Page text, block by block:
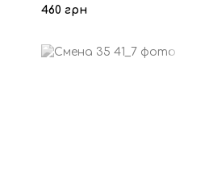
460 грн